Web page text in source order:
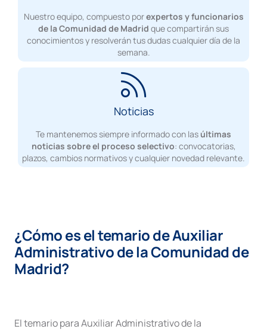
Nuestro equipo, compuesto porexpertos y funcionarios
de la Comunidad de Madrid quecompartirán sus
conocimientos y resolverán tus dudas cualquier día de la
semana.
Noticias
Te mantenemos siempre informado con las últimas
noticias sobre el proceso selectivo: convocatorias,
plazos, cambios normativos y cualquier novedad relevante.
¿Cómo es el temario de Auxiliar
Administrativo de la Comunidad de
Madrid?
El temario para Auxiliar Administrativo de la